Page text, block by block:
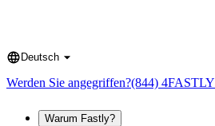
Language
Deutsch
Werden Sie angegriffen?(844) 4FASTLY
Warum Fastly?